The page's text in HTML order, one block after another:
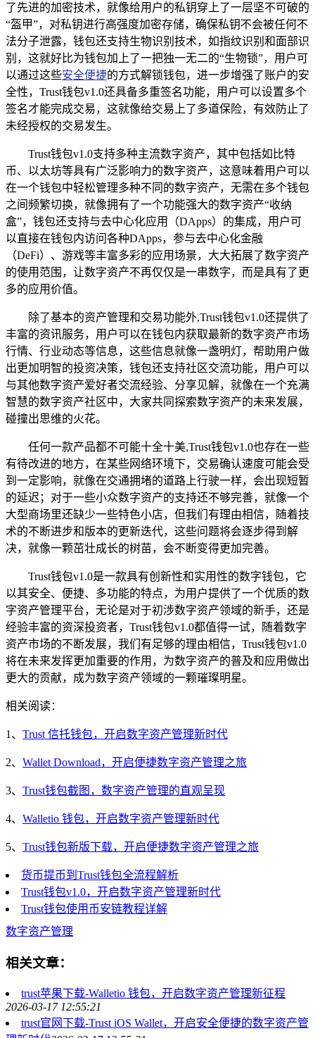
了先进的加密技术，就像给用户的私钥穿上了一层坚不可破的
“盔甲”，对私钥进行高强度加密存储，确保私钥不会被任何不
法分子泄露，钱包还支持生物识别技术，如指纹识别和面部识
别，这就好比为钱包加上了一把独一无二的“生物锁”，用户可
以通过这些安全便捷的方式解锁钱包，进一步增强了账户的安
全性，Trust钱包v1.0还具备多重签名功能，用户可以设置多个
签名才能完成交易，这就像给交易上了多道保险，有效防止了
未经授权的交易发生。
Trust钱包v1.0支持多种主流数字资产，其中包括如比特
币、以太坊等具有广泛影响力的数字资产，这意味着用户可以
在一个钱包中轻松管理多种不同的数字资产，无需在多个钱包
之间频繁切换，就像拥有了一个功能强大的数字资产“收纳
盒”，钱包还支持与去中心化应用（DApps）的集成，用户可
以直接在钱包内访问各种DApps，参与去中心化金融
（DeFi）、游戏等丰富多彩的应用场景，大大拓展了数字资产
的使用范围，让数字资产不再仅仅是一串数字，而是具有了更
多的应用价值。
除了基本的资产管理和交易功能外,Trust钱包v1.0还提供了
丰富的资讯服务，用户可以在钱包内获取最新的数字资产市场
行情、行业动态等信息，这些信息就像一盏明灯，帮助用户做
出更加明智的投资决策，钱包还支持社区交流功能，用户可以
与其他数字资产爱好者交流经验、分享见解，就像在一个充满
智慧的数字资产社区中，大家共同探索数字资产的未来发展，
碰撞出思维的火花。
任何一款产品都不可能十全十美,Trust钱包v1.0也存在一些
有待改进的地方，在某些网络环境下，交易确认速度可能会受
到一定影响，就像在交通拥堵的道路上行驶一样，会出现短暂
的延迟；对于一些小众数字资产的支持还不够完善，就像一个
大型商场里还缺少一些特色小店，但我们有理由相信，随着技
术的不断进步和版本的更新迭代，这些问题将会逐步得到解
决，就像一颗茁壮成长的树苗，会不断变得更加完善。
Trust钱包v1.0是一款具有创新性和实用性的数字钱包，它
以其安全、便捷、多功能的特点，为用户提供了一个优质的数
字资产管理平台，无论是对于初涉数字资产领域的新手，还是
经验丰富的资深投资者，Trust钱包v1.0都值得一试，随着数字
资产市场的不断发展，我们有足够的理由相信，Trust钱包v1.0
将在未来发挥更加重要的作用，为数字资产的普及和应用做出
更大的贡献，成为数字资产领域的一颗璀璨明星。
相关阅读：
1、 Trust 信托钱包，开启数字资产管理新时代
2、 Wallet Download，开启便捷数字资产管理之旅
3、 Trust钱包截图，数字资产管理的直观呈现
4、 Walletio 钱包，开启数字资产管理新时代
5、 Trust钱包新版下载，开启便捷数字资产管理之旅
货币提币到Trust钱包全流程解析
Trust钱包v1.0，开启数字资产管理新时代
Trust钱包使用币安链教程详解
数字资产管理
相关文章：
trust苹果下载-Walletio 钱包，开启数字资产管理新征程
2026-03-17 12:55:21
trust官网下载-Trust iOS Wallet，开启安全便捷的数字资产管